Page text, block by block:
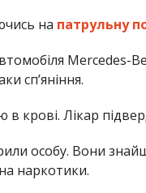
на патрульну
Mercedes-
сп’яніння.
крові. Лікар
особу. Вони
наркотики.